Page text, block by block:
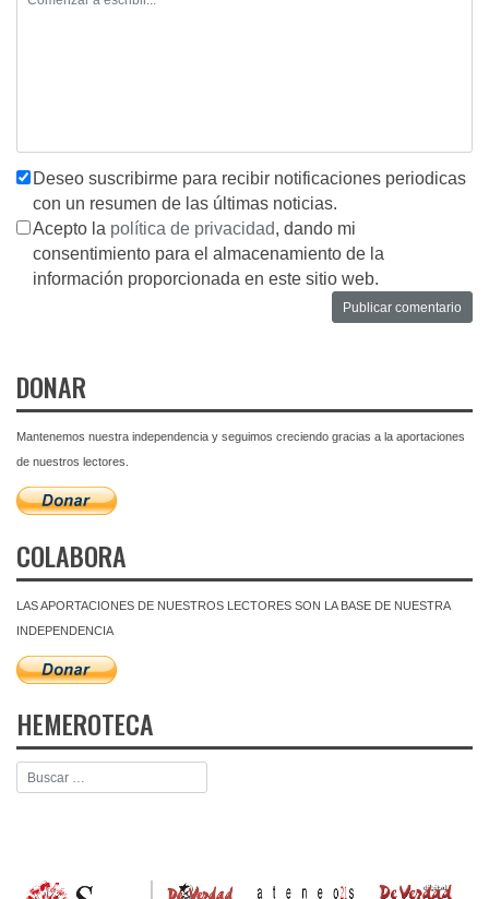
Deseo suscribirme para recibir notificaciones periodicas
con un resumen de las últimas noticias.
Acepto la política de privacidad, dando mi
consentimiento para el almacenamiento de la
información proporcionada en este sitio web.
DONAR
Mantenemos nuestra independencia y seguimos creciendo gracias a la aportaciones
de nuestros lectores.
COLABORA
LAS APORTACIONES DE NUESTROS LECTORES SON LA BASE DE NUESTRA
INDEPENDENCIA
HEMEROTECA